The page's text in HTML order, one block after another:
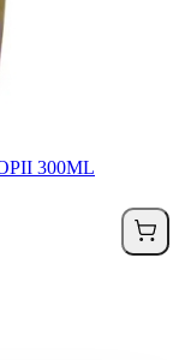
300ML